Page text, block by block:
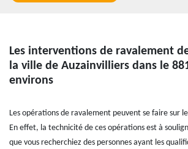
Les interventions de ravalement
la ville de Auzainvilliers dans le
environs
Les opérations de ravalement peuvent se faire sur
En effet, la technicité de ces opérations est à
que vous recherchiez des personnes ayant les